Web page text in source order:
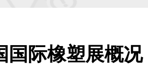
国际橡塑展概况